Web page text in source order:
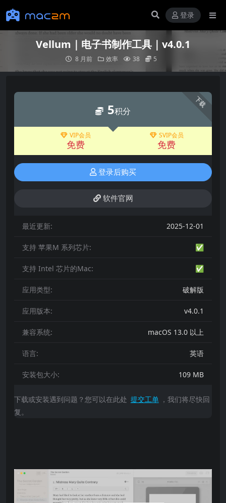
登录
Vellum｜电子书制作工具｜v4.0.1
8 月前 效率 38 5
下载
5积分
VIP会员
免费
SVIP会员
免费
登录后购买
软件官网
最近更新: 2025-12-01
支持 苹果M 系列芯片: ✅
支持 Intel 芯片的Mac: ✅
应用类型: 破解版
应用版本: v4.0.1
兼容系统: macOS 13.0 以上
语言: 英语
安装包大小: 109 MB
下载或安装遇到问题？您可以在此处 提交工单 ，我们将尽快回
复。